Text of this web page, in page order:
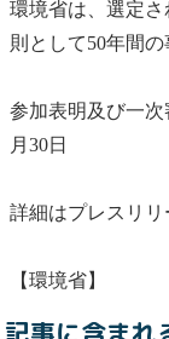
環境省は、選定
則として50年間の
参加表明及び一
月30日
詳細はプレスリリ
【環境省】